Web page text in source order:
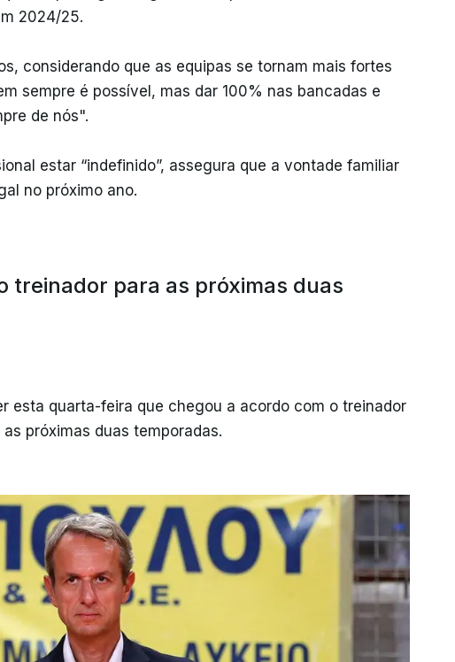
2024/25.
considerando que as equipas se tornam mais fortes
sempre é possível, mas dar 100% nas bancadas e
de nós".
estar “indefinido”, assegura que a vontade familiar
no próximo ano.
treinador para as próximas duas
esta quarta-feira que chegou a acordo com o treinador
próximas duas temporadas.